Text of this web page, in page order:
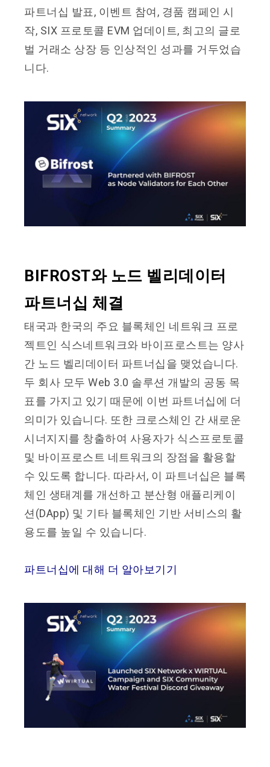
파트너십 발표, 이벤트 참여, 경품 캠페인 시
작, SIX 프로토콜 EVM 업데이트, 최고의 글로
벌 거래소 상장 등 인상적인 성과를 거두었습
니다.
BIFROST와 노드 벨리데이터
파트너십 체결
태국과 한국의 주요 블록체인 네트워크 프로
젝트인 식스네트워크와 바이프로스트는 양사
간 노드 벨리데이터 파트너십을 맺었습니다.
두 회사 모두 Web 3.0 솔루션 개발의 공동 목
표를 가지고 있기 때문에 이번 파트너십에 더
의미가 있습니다. 또한 크로스체인 간 새로운
시너지지를 창출하여 사용자가 식스프로토콜
및 바이프로스트 네트워크의 장점을 활용할
수 있도록 합니다. 따라서, 이 파트너십은 블록
체인 생태계를 개선하고 분산형 애플리케이
션(DApp) 및 기타 블록체인 기반 서비스의 활
용도를 높일 수 있습니다.
파트너십에 대해 더 알아보기기